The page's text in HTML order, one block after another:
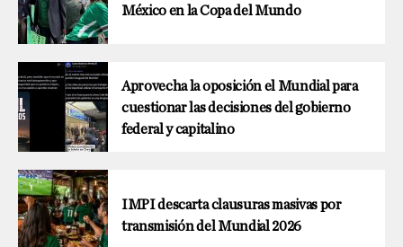
México en la Copa del Mundo
Aprovecha la oposición el Mundial para
cuestionar las decisiones del gobierno
federal y capitalino
IMPI descarta clausuras masivas por
transmisión del Mundial 2026